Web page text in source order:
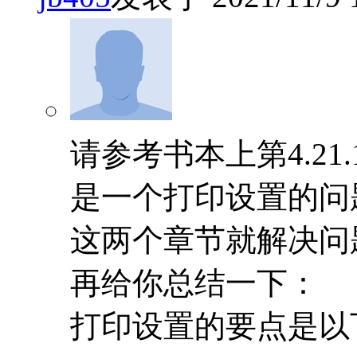
请参考书本上第
是一个打印设置的
这两个章节就解决
再给你总结一下：
打印设置的要点是